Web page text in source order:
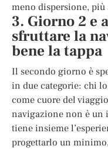
meno dispersione, più
3. Giorno 2 e
sfruttare la
bene la tappa
Il secondo giorno è
in due categorie: chi
come cuore del
navigazione non è un
tiene insieme
progettarlo un